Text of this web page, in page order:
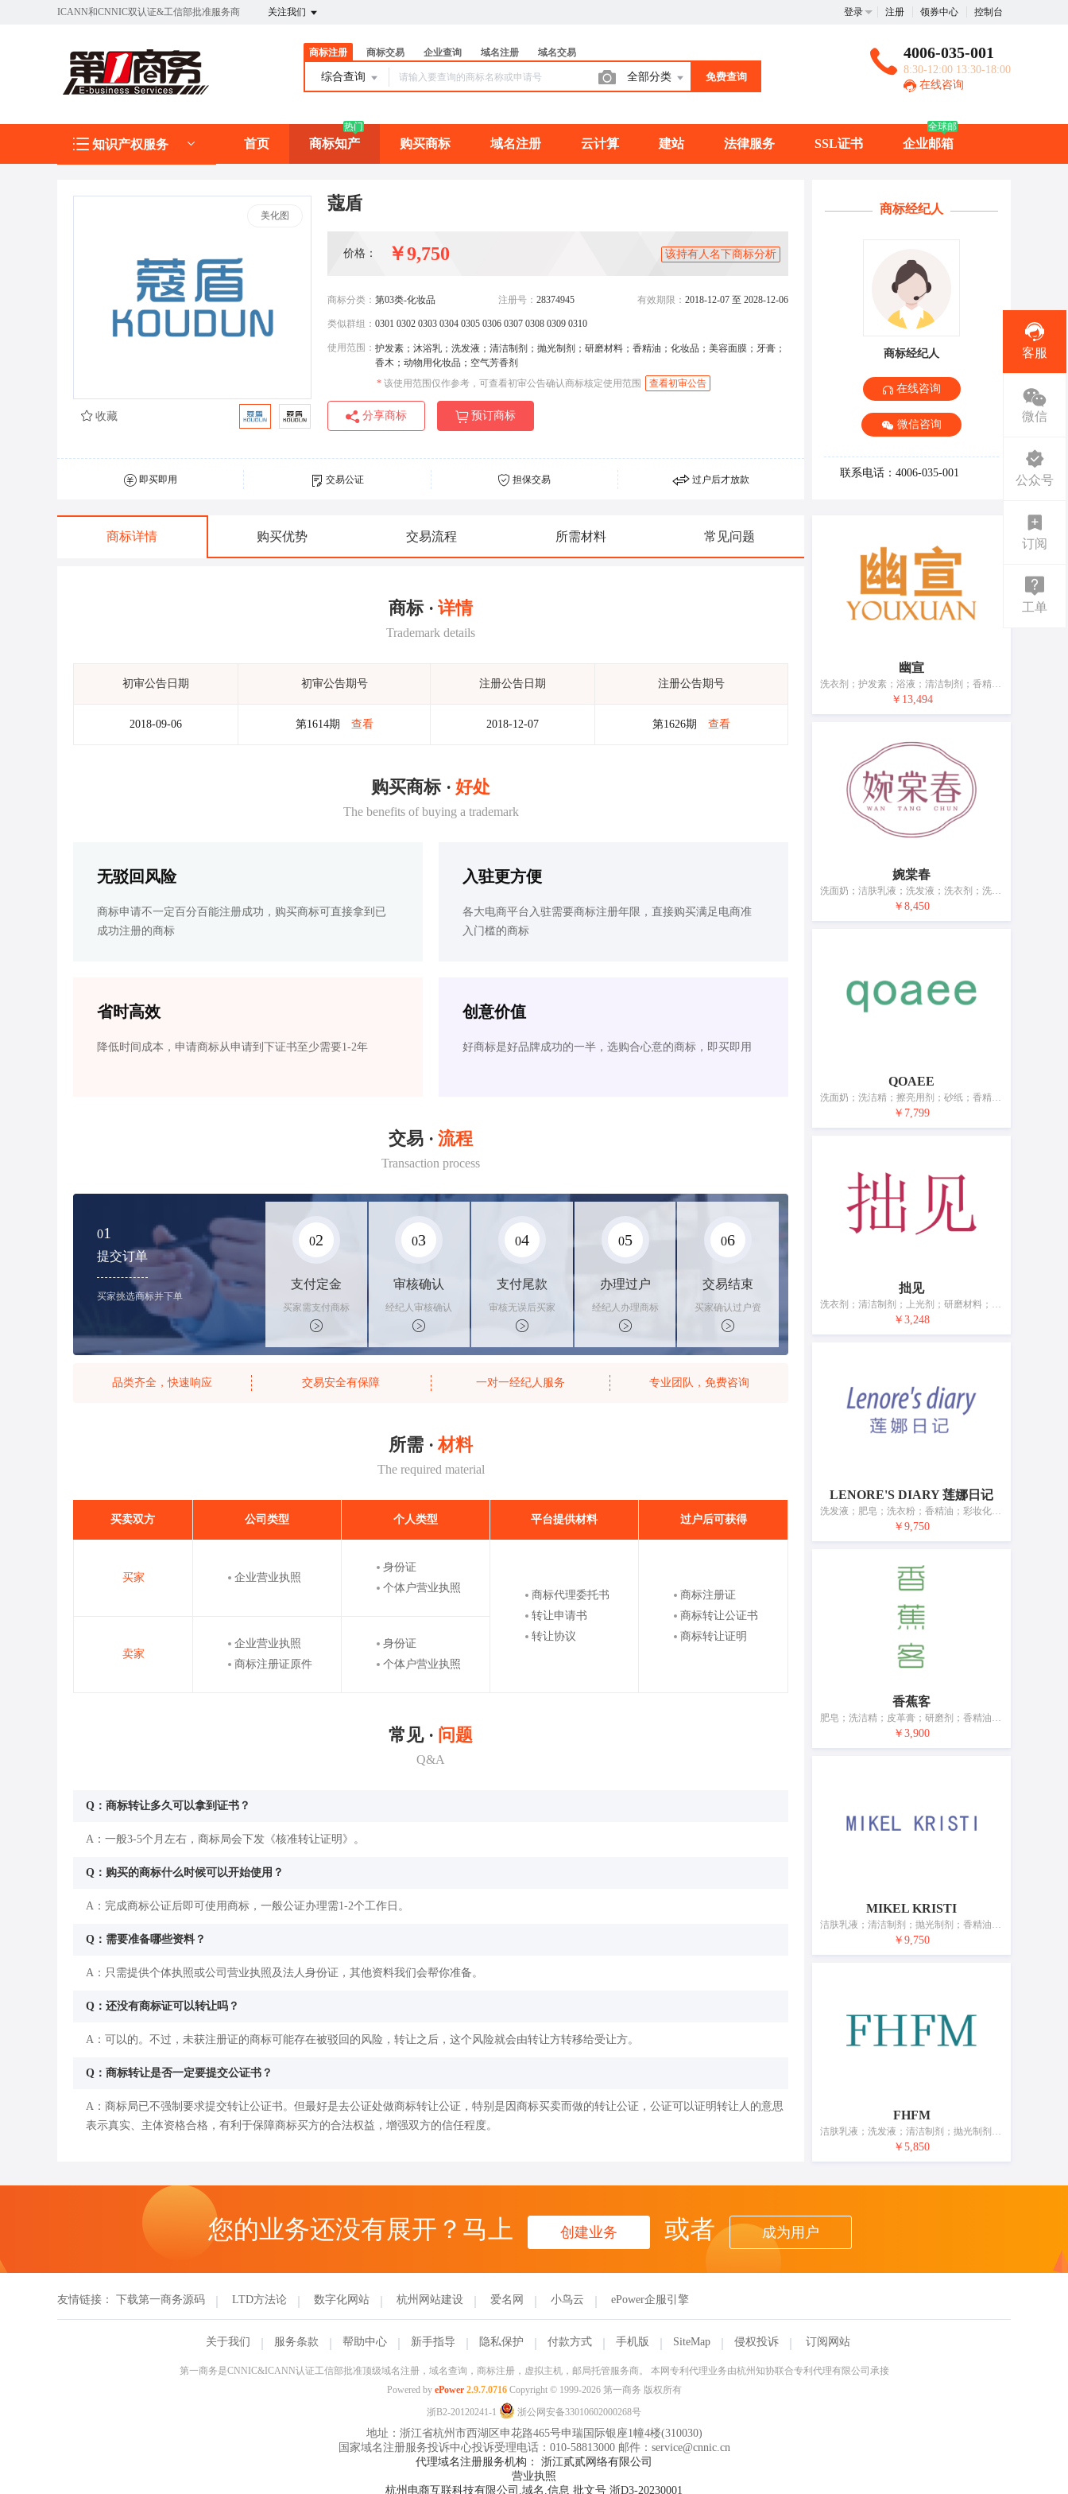
ICANN和CNNIC双认证&工信部批准服务商 关注我们 登录 注册 领券中心 控制台
商标注册 商标交易 企业查询 域名注册 域名交易
综合查询 全部分类 免费查询
4006-035-001
8:30-12:00 13:30-18:00
在线咨询
知识产权服务 首页 商标知产
热门
购买商标 域名注册 云计算 建站 法律服务 SSL证书 企业邮箱
全球邮
美化图
蔻盾
价格： ￥9,750 该持有人名下商标分析
商标分类： 第03类-化妆品 注册号： 28374945 有效期限： 2018-12-07 至 2028-12-06
类似群组： 0301 0302 0303 0304 0305 0306 0307 0308 0309 0310
使用范围： 护发素；沐浴乳；洗发液；清洁制剂；抛光制剂；研磨材料；香精油；化妆品；美容面膜；牙膏；
香木；动物用化妆品；空气芳香剂
* 该使用范围仅作参考，可查看初审公告确认商标核定使用范围 查看初审公告
分享商标 预订商标
收藏
即买即用 交易公证 担保交易 过户后才放款
商标详情 购买优势 交易流程 所需材料 常见问题
商标 · 详情
Trademark details
初审公告日期 初审公告期号 注册公告日期 注册公告期号
2018-09-06 第1614期 查看 2018-12-07 第1626期 查看
购买商标 · 好处
The benefits of buying a trademark
无驳回风险
商标申请不一定百分百能注册成功，购买商标可直接拿到已
成功注册的商标
入驻更方便
各大电商平台入驻需要商标注册年限，直接购买满足电商准
入门槛的商标
省时高效
降低时间成本，申请商标从申请到下证书至少需要1-2年
创意价值
好商标是好品牌成功的一半，选购合心意的商标，即买即用
交易 · 流程
Transaction process
01
提交订单
买家挑选商标并下单
02
支付定金
买家需支付商标
标价的10%的购
买订金
03
审核确认
经纪人审核确认
商标状态
04
支付尾款
审核无误后买家
支付尾款，卖家
办理相关手续
05
办理过户
经纪人办理商标
转让手续，交付
相关证书
06
交易结束
买家确认过户资
料后，平台解冻
资金支付卖家
品类齐全，快速响应 交易安全有保障 一对一经纪人服务 专业团队，免费咨询
所需 · 材料
The required material
买卖双方 公司类型 个人类型 平台提供材料 过户后可获得
买家 企业营业执照
身份证
个体户营业执照
商标代理委托书
转让申请书
转让协议
商标注册证
商标转让公证书
商标转让证明
卖家
企业营业执照
商标注册证原件
身份证
个体户营业执照
常见 · 问题
Q&A
Q：商标转让多久可以拿到证书？
A：一般3-5个月左右，商标局会下发《核准转让证明》。
Q：购买的商标什么时候可以开始使用？
A：完成商标公证后即可使用商标，一般公证办理需1-2个工作日。
Q：需要准备哪些资料？
A：只需提供个体执照或公司营业执照及法人身份证，其他资料我们会帮你准备。
Q：还没有商标证可以转让吗？
A：可以的。不过，未获注册证的商标可能存在被驳回的风险，转让之后，这个风险就会由转让方转移给受让方。
Q：商标转让是否一定要提交公证书？
A：商标局已不强制要求提交转让公证书。但最好是去公证处做商标转让公证，特别是因商标买卖而做的转让公证，公证可以证明转让人的意思
表示真实、主体资格合格，有利于保障商标买方的合法权益，增强双方的信任程度。
商标经纪人
商标经纪人
在线咨询
微信咨询
联系电话：4006-035-001
幽宣
洗衣剂；护发素；浴液；清洁制剂；香精油；抗衰老保湿液（化妆品）；抗衰老面霜；化妆品；牙膏
￥13,494
婉棠春
洗面奶；洁肤乳液；洗发液；洗衣剂；洗洁精；香精油；口红；美容面膜；化妆品；牙膏
￥8,450
QOAEE
洗面奶；洗洁精；擦亮用剂；砂纸；香精油；化妆品；个人或动物用除臭剂；牙膏；干花瓣与香料混合物（香料）；空气芳香剂
￥7,799
拙见
洗衣剂；清洁制剂；上光剂；研磨材料；香精油；化妆品；香水；牙膏；香；动物用化妆品
￥3,248
LENORE'S DIARY 莲娜日记
洗发液；肥皂；洗衣粉；香精油；彩妆化妆品；口红；唇彩；美容面膜；香水；化妆品
￥9,750
香蕉客
肥皂；洗洁精；皮革膏；研磨剂；香精油；化妆品；牙膏；干花瓣与香料混合物（香料）；动物用化妆品；空气芳香剂
￥3,900
MIKEL KRISTI
洁肤乳液；清洁制剂；抛光制剂；香精油；护肤用化妆剂；化妆品；假指甲；牙膏；香；动物用化妆品
￥9,750
FHFM
洁肤乳液；洗发液；清洁制剂；抛光制剂；研磨剂；香精油；脱毛剂；化妆品；牙膏；香
￥5,850
您的业务还没有展开？马上 创建业务 或者 成为用户
友情链接： 下载第一商务源码 LTD方法论 数字化网站 杭州网站建设 爱名网 小鸟云 ePower企服引擎
关于我们 服务条款 帮助中心 新手指导 隐私保护 付款方式 手机版 SiteMap 侵权投诉 订阅网站
第一商务是CNNIC&ICANN认证工信部批准顶级域名注册，域名查询，商标注册，虚拟主机，邮局托管服务商。 本网专利代理业务由杭州知协联合专利代理有限公司承接
Powered by ePower 2.9.7.0716 Copyright © 1999-2026 第一商务 版权所有
浙B2-20120241-1
浙公网安备33010602000268号
地址：浙江省杭州市西湖区申花路465号申瑞国际银座1幢4楼(310030)
国家域名注册服务投诉中心投诉受理电话：010-58813000 邮件：service@cnnic.cn
代理域名注册服务机构： 浙江贰贰网络有限公司
营业执照
杭州电商互联科技有限公司.域名.信息 批文号 浙D3-20230001
客服
微信
公众号
订阅
工单